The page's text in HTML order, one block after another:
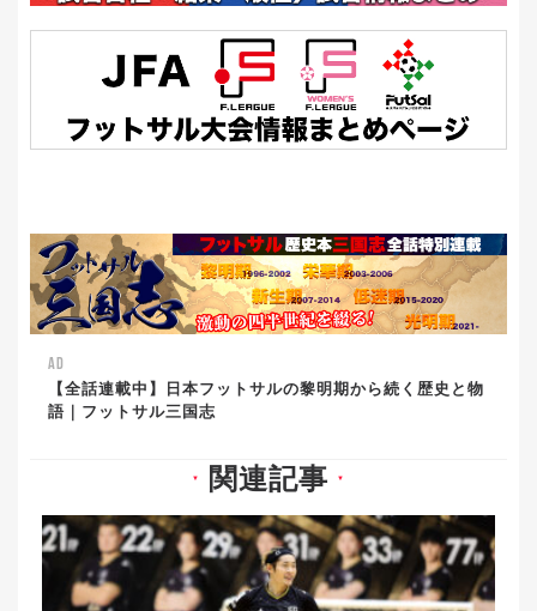
AD
【全話連載中】日本フットサルの黎明期から続く歴史と物
語｜フットサル三国志
▼ 関連記事 ▼